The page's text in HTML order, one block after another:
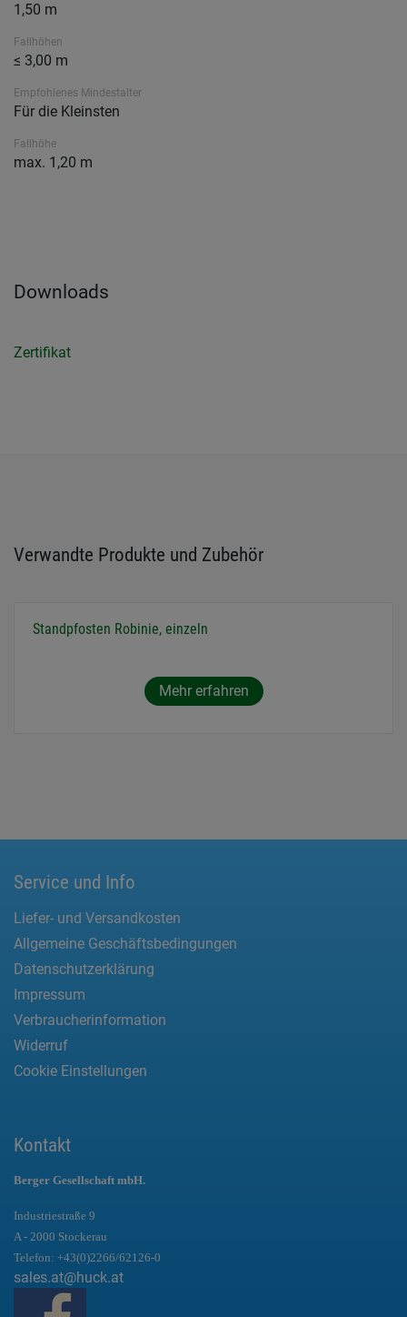
1,50 m
Fallhöhen
≤ 3,00 m
Empfohlenes Mindestalter
Für die Kleinsten
Fallhöhe
max. 1,20 m
Downloads
Zertifikat
Verwandte Produkte und Zubehör
Standpfosten Robinie, einzeln
Mehr erfahren
Service und Info
Liefer- und Versandkosten
Allgemeine Geschäftsbedingungen
Datenschutzerklärung
Impressum
Verbraucherinformation
Widerruf
Cookie Einstellungen
Kontakt
Berger Gesellschaft mbH.
Industriestraße 9
A - 2000 Stockerau
Telefon: +43(0)2266/62126-0
sales.at@huck.at